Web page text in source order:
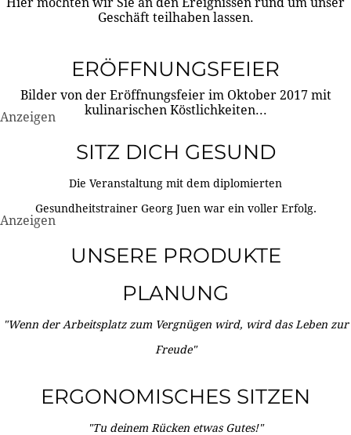
Geschäft teilhaben lassen.
ERÖFFNUNGSFEIER
Bilder von der Eröffnungsfeier im Oktober 2017 mit
kulinarischen Köstlichkeiten...
Anzeigen
SITZ DICH GESUND
Die Veranstaltung mit dem diplomierten
Gesundheitstrainer Georg Juen war ein voller Erfolg.
Anzeigen
UNSERE PRODUKTE
PLANUNG
"Wenn der Arbeitsplatz zum Vergnügen wird, wird das Leben zur
Freude"
ERGONOMISCHES SITZEN
"Tu deinem Rücken etwas Gutes!"